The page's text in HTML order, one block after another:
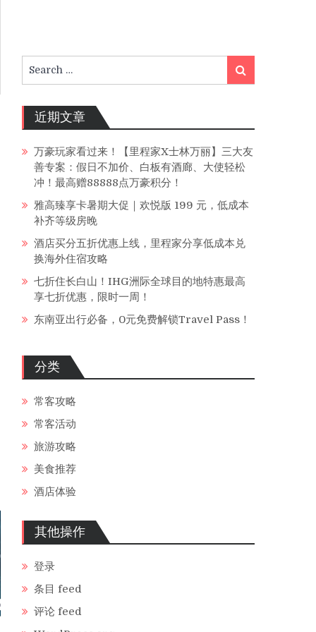
for:
Search
近期文章
万豪玩家看过来！【里程家X士林万丽】三大友
善专案：假日不加价、白板有酒廊、大使轻松
冲！最高赠88888点万豪积分！
雅高臻享卡暑期大促｜欢悦版 199 元，低成本
补齐等级房晚
酒店买分五折优惠上线，里程家分享低成本兑
换海外住宿攻略
七折住长白山！IHG洲际全球目的地特惠最高
享七折优惠，限时一周！
东南亚出行必备，0元免费解锁Travel Pass！
分类
常客攻略
常客活动
旅游攻略
美食推荐
酒店体验
其他操作
登录
条目 feed
评论 feed